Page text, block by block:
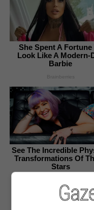
She Spent A Fortune
Look Like A Modern-
Barbie
Brainberries
See The Incredible
Transformations Of
Stars